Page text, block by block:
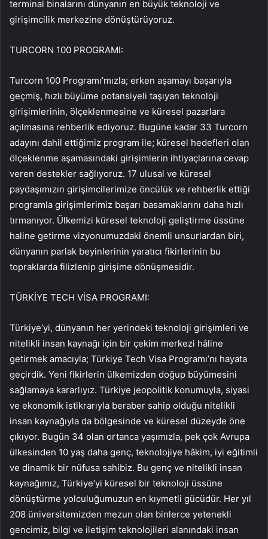
terminal binalarını dünyanın en büyük teknoloji ve
girişimcilik merkezine dönüştürüyoruz.
TURCORN 100 PROGRAMI:
Turcorn 100 Programı’mızla; erken aşamayı başarıyla
geçmiş, hızlı büyüme potansiyeli taşıyan teknoloji
girişimlerinin, ölçeklenmesine ve küresel pazarlara
açılmasına rehberlik ediyoruz. Bugüne kadar 33 Turcorn
adayını dahil ettiğimiz program ile; küresel hedefleri olan
ölçeklenme aşamasındaki girişimlerin ihtiyaçlarına cevap
veren destekler sağlıyoruz. 17 ulusal ve küresel
paydaşımızın girişimcilerimize öncülük ve rehberlik ettiği
programla girişimlerimiz başarı basamaklarını daha hızlı
tırmanıyor. Ülkemizi küresel teknoloji geliştirme üssüne
haline getirme vizyonumuzdaki önemli unsurlardan biri,
dünyanın parlak beyinlerinin yaratıcı fikirlerinin bu
topraklarda filizlenip girişime dönüşmesidir.
TÜRKİYE TECH VİSA PROGRAMI:
Türkiye’yi, dünyanın her yerindeki teknoloji girişimleri ve
nitelikli insan kaynağı için bir çekim merkezi hâline
getirmek amacıyla; Türkiye Tech Visa Programı’nı hayata
geçirdik. Yeni fikirlerin ülkemizden doğup büyümesini
sağlamaya kararlıyız. Türkiye jeopolitik konumuyla, siyasi
ve ekonomik istikrarıyla beraber sahip olduğu nitelikli
insan kaynağıyla da bölgesinde ve küresel düzeyde öne
çıkıyor. Bugün 34 olan ortanca yaşımızla, pek çok Avrupa
ülkesinden 10 yaş daha genç, teknolojiye hâkim, iyi eğitimli
ve dinamik bir nüfusa sahibiz. Bu genç ve nitelikli insan
kaynağımız, Türkiye’yi küresel bir teknoloji üssüne
dönüştürme yolculuğumuzun en kıymetli gücüdür. Her yıl
208 üniversitemizden mezun olan binlerce yetenekli
gencimiz, bilgi ve iletişim teknolojileri alanındaki insan